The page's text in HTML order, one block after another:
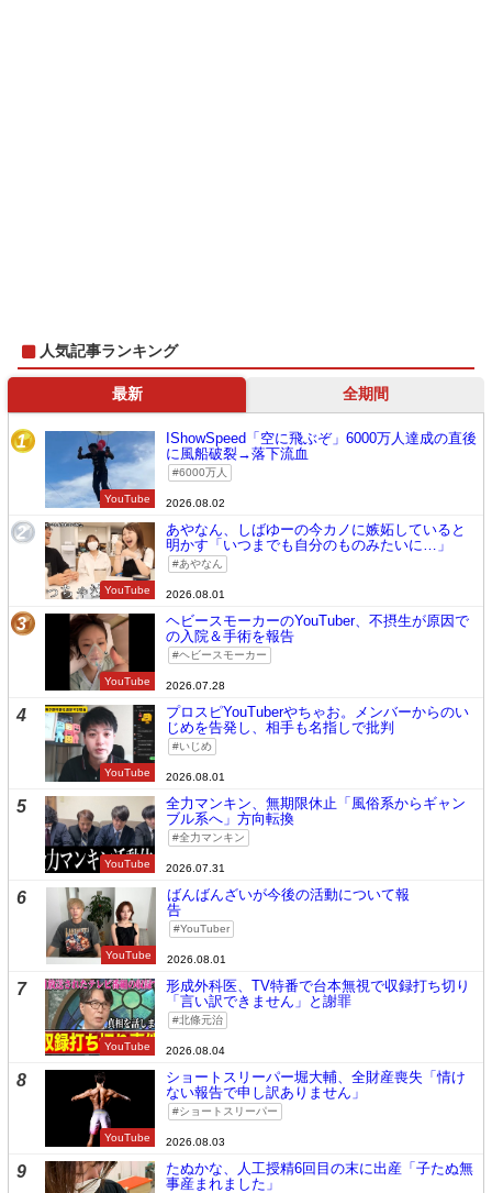
人気記事ランキング
最新 全期間
1
YouTube
IShowSpeed「空に飛ぶぞ」6000万人達成の直後
に風船破裂→落下流血
6000万人
2026.08.02
2
YouTube
あやなん、しばゆーの今カノに嫉妬していると
明かす「いつまでも自分のものみたいに…」
あやなん
2026.08.01
3
YouTube
ヘビースモーカーのYouTuber、不摂生が原因で
の入院＆手術を報告
ヘビースモーカー
2026.07.28
4
YouTube
プロスピYouTuberやちゃお。メンバーからのい
じめを告発し、相手も名指しで批判
いじめ
2026.08.01
5
YouTube
全力マンキン、無期限休止「風俗系からギャン
ブル系へ」方向転換
全力マンキン
2026.07.31
6
YouTube
ばんばんざいが今後の活動について報
告
YouTuber
2026.08.01
7
YouTube
形成外科医、TV特番で台本無視で収録打ち切り
「言い訳できません」と謝罪
北條元治
2026.08.04
8
YouTube
ショートスリーパー堀大輔、全財産喪失「情け
ない報告で申し訳ありません」
ショートスリーパー
2026.08.03
9
たぬかな、人工授精6回目の末に出産「子たぬ無
事産まれました」